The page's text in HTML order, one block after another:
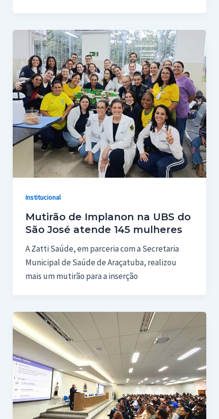
Institucional
Mutirão de Implanon na UBS do
São José atende 145 mulheres
A Zatti Saúde, em parceria com a Secretaria
Municipal de Saúde de Araçatuba, realizou
mais um mutirão para a inserção